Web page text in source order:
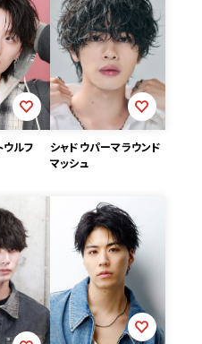
ルフ
シャドウパーマラウンド
マッシュ